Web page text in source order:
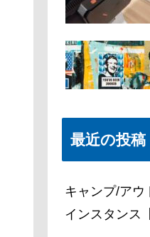
最近の投稿
キャンプ/アウ
インスタンス